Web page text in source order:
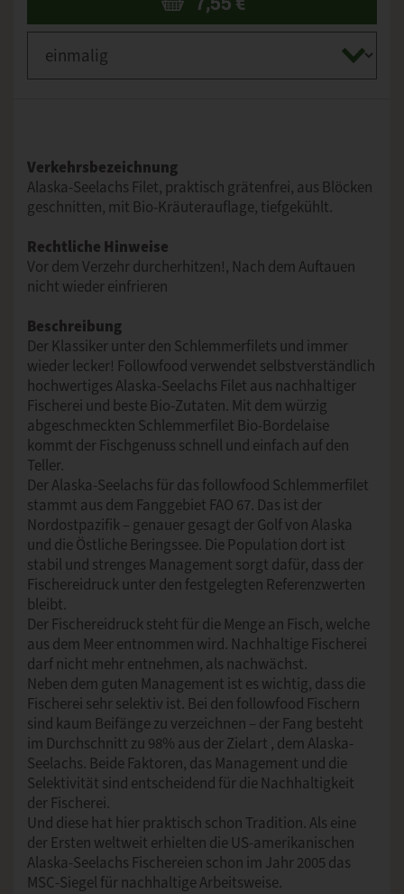
Verkehrsbezeichnung
Alaska-Seelachs Filet, praktisch grätenfrei, aus Blöcken
geschnitten, mit Bio-Kräuterauflage, tiefgekühlt.
Rechtliche Hinweise
Vor dem Verzehr durcherhitzen!, Nach dem Auftauen
nicht wieder einfrieren
Beschreibung
Der Klassiker unter den Schlemmerfilets und immer
wieder lecker! Followfood verwendet selbstverständlich
hochwertiges Alaska-Seelachs Filet aus nachhaltiger
Fischerei und beste Bio-Zutaten. Mit dem würzig
abgeschmeckten Schlemmerfilet Bio-Bordelaise
kommt der Fischgenuss schnell und einfach auf den
Teller.
Der Alaska-Seelachs für das followfood Schlemmerfilet
stammt aus dem Fanggebiet FAO 67. Das ist der
Nordostpazifik – genauer gesagt der Golf von Alaska
und die Östliche Beringssee. Die Population dort ist
stabil und strenges Management sorgt dafür, dass der
Fischereidruck unter den festgelegten Referenzwerten
bleibt.
Der Fischereidruck steht für die Menge an Fisch, welche
aus dem Meer entnommen wird. Nachhaltige Fischerei
darf nicht mehr entnehmen, als nachwächst.
Neben dem guten Management ist es wichtig, dass die
Fischerei sehr selektiv ist. Bei den followfood Fischern
sind kaum Beifänge zu verzeichnen – der Fang besteht
im Durchschnitt zu 98% aus der Zielart , dem Alaska-
Seelachs. Beide Faktoren, das Management und die
Selektivität sind entscheidend für die Nachhaltigkeit
der Fischerei.
Und diese hat hier praktisch schon Tradition. Als eine
der Ersten weltweit erhielten die US-amerikanischen
Alaska-Seelachs Fischereien schon im Jahr 2005 das
MSC-Siegel für nachhaltige Arbeitsweise.